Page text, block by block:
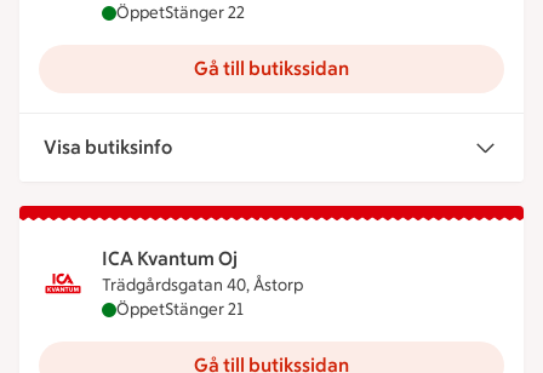
ICA Kvantum Höganäs är öppen nu, stänger
ÖppetStänger 22
Gå till butikssidan
Visa butiksinfo
ICA Kvantum Oj
Trädgårdsgatan 40, Åstorp
ICA Kvantum Oj är öppen nu, stänger klockan 21
ÖppetStänger 21
Gå till butikssidan